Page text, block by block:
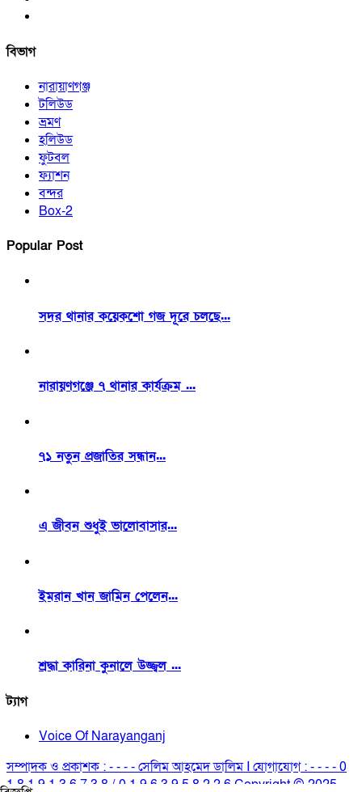
বিভাগ
নারায়াণগঞ্জ
টলিউড
ভ্রমণ
হলিউড
ফুটবল
ফ্যাশন
বন্দর
Box-2
Popular Post
সদর থানার কয়েকশো গজ দূরে চলছে...
নারায়ণগঞ্জে ৭ থানার কার্যক্রম ...
৭১ নতুন প্রজাতির সন্ধান...
এ জীবন শুধুই ভালোবাসার...
ইমরান খান জামিন পেলেন...
শ্রদ্ধা কারিনা কুনালে উজ্জ্বল ...
ট্যাগ
Voice Of Narayanganj
সম্পাদক ও প্রকাশক : - - - - সেলিম আহমেদ ডালিম I যোগাযোগ : - - - - 0
1 8 1 9 1 3 6 7 3 8 / 0 1 9 6 3 9 5 8 2 2 6 Copyright © 2025.